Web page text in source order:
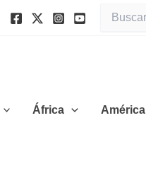
por:
África América